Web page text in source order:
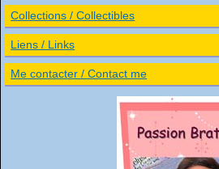
Collections / Collectibles
Liens / Links
Me contacter / Contact me